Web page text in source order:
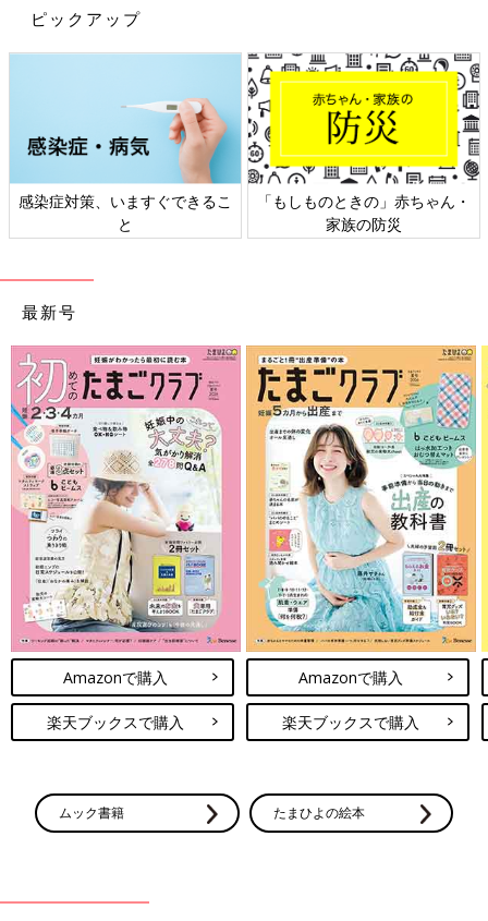
ピックアップ
感染症対策、いますぐできるこ
と
「もしものときの」赤ちゃん・
家族の防災
最新号
Amazonで購入
楽天ブックスで購入
Amazonで購入
楽天ブックスで購入
ムック書籍 たまひよの絵本